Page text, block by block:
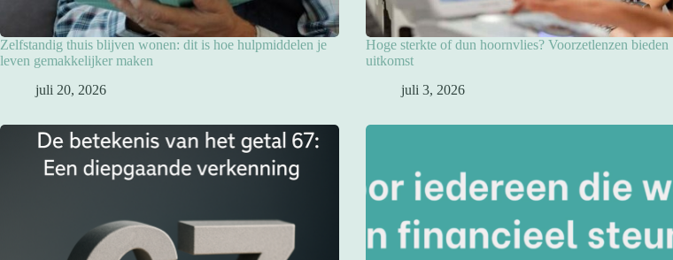
Zelfstandig thuis blijven wonen: dit is hoe hulpmiddelen je
leven gemakkelijker maken
juli 20, 2026
Hoge sterkte of dun hoornvlies? Voorzetlenzen bieden
uitkomst
juli 3, 2026